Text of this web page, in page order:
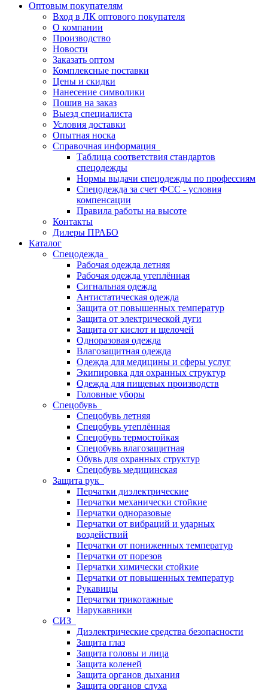
Оптовым покупателям
Вход в ЛК оптового покупателя
О компании
Производство
Новости
Заказать оптом
Комплексные поставки
Цены и скидки
Нанесение символики
Пошив на заказ
Выезд специалиста
Условия доставки
Опытная носка
Справочная информация
Таблица соответствия стандартов
спецодежды
Нормы выдачи спецодежды по профессиям
Спецодежда за счет ФСС - условия
компенсации
Правила работы на высоте
Контакты
Дилеры ПРАБО
Каталог
Спецодежда
Рабочая одежда летняя
Рабочая одежда утеплённая
Сигнальная одежда
Антистатическая одежда
Защита от повышенных температур
Защита от электрической дуги
Защита от кислот и щелочей
Одноразовая одежда
Влагозащитная одежда
Одежда для медицины и сферы услуг
Экипировка для охранных структур
Одежда для пищевых производств
Головные уборы
Спецобувь
Спецобувь летняя
Спецобувь утеплённая
Спецобувь термостойкая
Спецобувь влагозащитная
Обувь для охранных структур
Спецобувь медицинская
Защита рук
Перчатки диэлектрические
Перчатки механически стойкие
Перчатки одноразовые
Перчатки от вибраций и ударных
воздействий
Перчатки от пониженных температур
Перчатки от порезов
Перчатки химически стойкие
Перчатки от повышенных температур
Рукавицы
Перчатки трикотажные
Нарукавники
СИЗ
Диэлектрические средства безопасности
Защита глаз
Защита головы и лица
Защита коленей
Защита органов дыхания
Защита органов слуха